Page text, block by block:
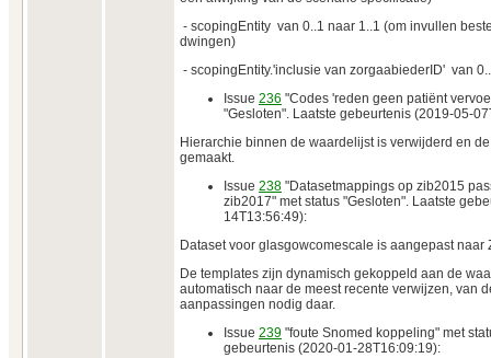
- scopingEntity van 0..1 naar 1..1 (om invullen
dwingen)
- scopingEntity.'inclusie van zorgaabiederID' van
Issue 236 "Codes 'reden geen patiënt
"Gesloten". Laatste gebeurtenis (2019-05-
Hierarchie binnen de waardelijst is verwijderd en
gemaakt.
Issue 238 "Datasetmappings op zib2015
zib2017" met status "Gesloten". Laatste
14T13:56:49):
Dataset voor glasgowcomescale is aangepast naar
De templates zijn dynamisch gekoppeld aan de
automatisch naar de meest recente verwijzen, van
aanpassingen nodig daar.
Issue 239 "foute Snomed koppeling" met
gebeurtenis (2020-01-28T16:09:19):